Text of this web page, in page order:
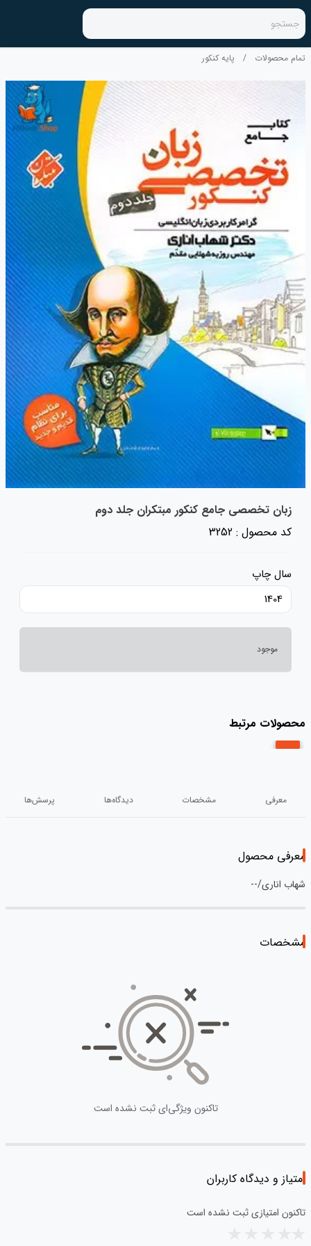
جستجو
تمام محصولات / پایه کنکور
زبان تخصصی جامع کنکور مبتکران جلد دوم
کد محصول : 3252
سال چاپ
1404
موجود
محصولات مرتبط
معرفی مشخصات دیدگاه‌ها پرسش‌ها
معرفی محصول
شهاب اناری/--
مشخصات
تاکنون ویژگی‌ای ثبت نشده است
امتیاز و دیدگاه کاربران
تاکنون امتیازی ثبت نشده است